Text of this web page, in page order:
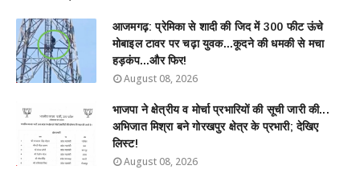
आजमगढ़: प्रेमिका से शादी की जिद में 300 फीट ऊंचे
मोबाइल टावर पर चढ़ा युवक...कूदने की धमकी से मचा
हड़कंप...और फिर!
August 08, 2026
भाजपा ने क्षेत्रीय व मोर्चा प्रभारियों की सूची जारी की...
अभिजात मिश्रा बने गोरखपुर क्षेत्र के प्रभारी; देखिए
लिस्ट!
August 08, 2026